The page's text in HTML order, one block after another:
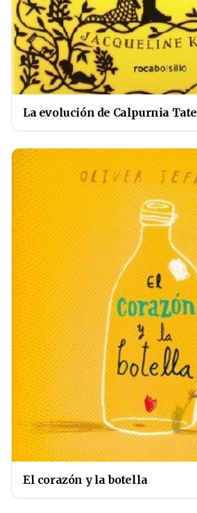
La evolución de Calpurnia Tate
El corazón y la botella